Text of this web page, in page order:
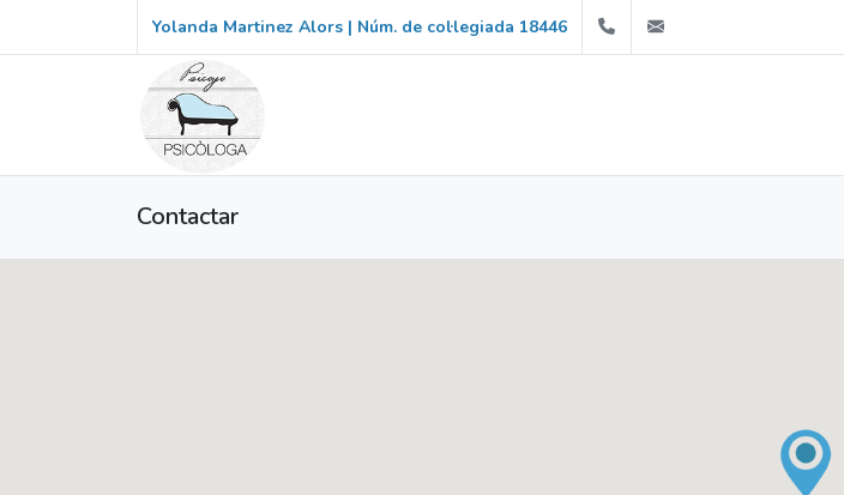
Yolanda Martinez Alors | Núm. de col·legiada 18446 666640532
Contactar